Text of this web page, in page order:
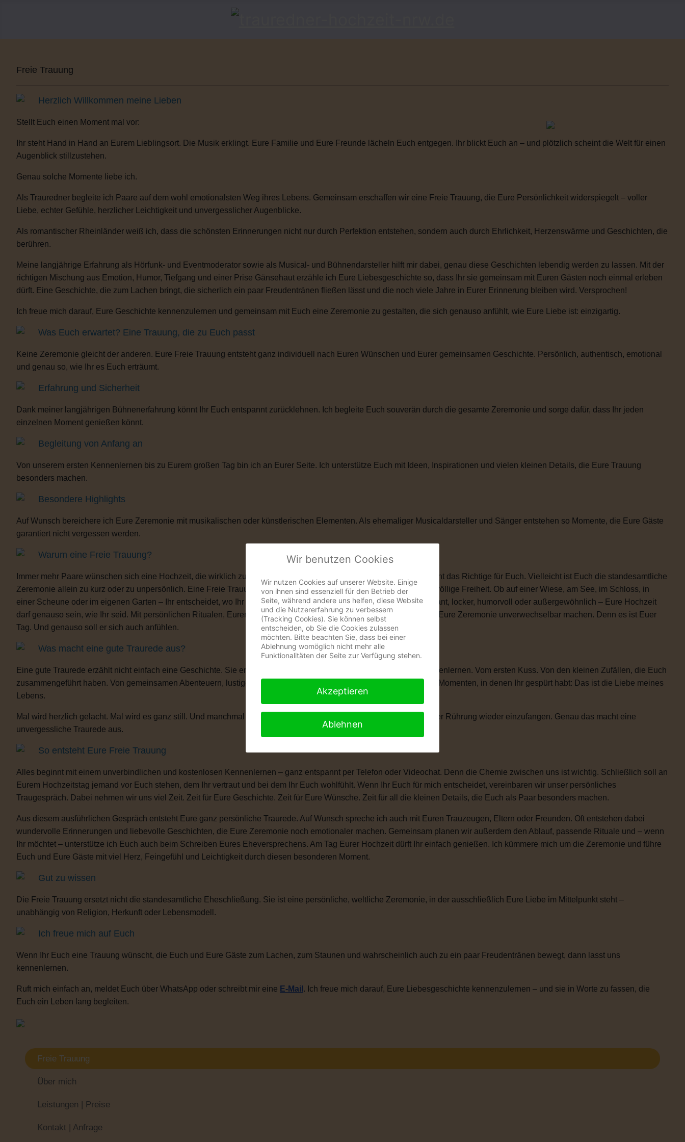
Freie Trauung
Über mich
Leistungen | Preise
Kontakt | Anfrage
Freie Trauung
Herzlich Willkommen meine Lieben
Stellt Euch einen Moment mal vor:
Ihr steht Hand in Hand an Eurem Lieblingsort. Die Musik erklingt. Eure Familie und Eure Freunde lächeln Euch entgegen. Ihr blickt Euch an – und plötzlich scheint die Welt für einen
Augenblick stillzustehen.
Genau solche Momente liebe ich.
Als Trauredner begleite ich Paare auf dem wohl emotionalsten Weg ihres Lebens. Gemeinsam erschaffen wir eine Freie Trauung, die Eure Persönlichkeit widerspiegelt – voller
Liebe, echter Gefühle, herzlicher Leichtigkeit und unvergesslicher Augenblicke.
Als romantischer Rheinländer weiß ich, dass die schönsten Erinnerungen nicht nur durch Perfektion entstehen, sondern auch durch Ehrlichkeit, Herzenswärme und Geschichten, die
berühren.
Meine langjährige Erfahrung als Hörfunk- und Eventmoderator sowie als Musical- und Bühnendarsteller hilft mir dabei, genau diese Geschichten lebendig werden zu lassen. Mit der
richtigen Mischung aus Emotion, Humor, Tiefgang und einer Prise Gänsehaut erzähle ich Eure Liebesgeschichte so, dass Ihr sie gemeinsam mit Euren Gästen noch einmal erleben
dürft. Eine Geschichte, die zum Lachen bringt, die sicherlich ein paar Freudentränen fließen lässt und die noch viele Jahre in Eurer Erinnerung bleiben wird. Versprochen!
Ich freue mich darauf, Eure Geschichte kennenzulernen und gemeinsam mit Euch eine Zeremonie zu gestalten, die sich genauso anfühlt, wie Eure Liebe ist: einzigartig.
Was Euch erwartet? Eine Trauung, die zu Euch passt
Keine Zeremonie gleicht der anderen. Eure Freie Trauung entsteht ganz individuell nach Euren Wünschen und Eurer gemeinsamen Geschichte. Persönlich, authentisch, emotional
und genau so, wie Ihr es Euch erträumt.
Erfahrung und Sicherheit
Dank meiner langjährigen Bühnenerfahrung könnt Ihr Euch entspannt zurücklehnen. Ich begleite Euch souverän durch die gesamte Zeremonie und sorge dafür, dass Ihr jeden
einzelnen Moment genießen könnt.
Begleitung von Anfang an
Von unserem ersten Kennenlernen bis zu Eurem großen Tag bin ich an Eurer Seite. Ich unterstütze Euch mit Ideen, Inspirationen und vielen kleinen Details, die Eure Trauung
besonders machen.
Besondere Highlights
Auf Wunsch bereichere ich Eure Zeremonie mit musikalischen oder künstlerischen Elementen. Als ehemaliger Musicaldarsteller und Sänger entstehen so Momente, die Eure Gäste
garantiert nicht vergessen werden.
Warum eine Freie Trauung?
Immer mehr Paare wünschen sich eine Hochzeit, die wirklich zu ihnen passt. Vielleicht ist eine kirchliche Trauung nicht das Richtige für Euch. Vielleicht ist Euch die standesamtliche
Zeremonie allein zu kurz oder zu unpersönlich. Eine Freie Trauung schenkt Euch genau das, was Ihr Euch wünscht: völlige Freiheit. Ob auf einer Wiese, am See, im Schloss, in
einer Scheune oder im eigenen Garten – Ihr entscheidet, wo Ihr Euch das Ja-Wort gebt. Ob romantisch, modern, elegant, locker, humorvoll oder außergewöhnlich – Eure Hochzeit
darf genauso sein, wie Ihr seid. Mit persönlichen Ritualen, Eurem Eheversprechen und vielen kleinen Momenten, die Eure Zeremonie unverwechselbar machen. Denn es ist Euer
Tag. Und genauso soll er sich auch anfühlen.
Was macht eine gute Traurede aus?
Eine gute Traurede erzählt nicht einfach eine Geschichte. Sie erzählt Eure Liebesgeschichte. Von Eurem ersten Kennenlernen. Vom ersten Kuss. Von den kleinen Zufällen, die Euch
zusammengeführt haben. Von gemeinsamen Abenteuern, lustigen Anekdoten, besonderen Erinnerungen und all den Momenten, in denen Ihr gespürt habt: Das ist die Liebe meines
Lebens.
Mal wird herzlich gelacht. Mal wird es ganz still. Und manchmal braucht man einen kleinen Moment, um die Tränen der Rührung wieder einzufangen. Genau das macht eine
unvergessliche Traurede aus.
So entsteht Eure Freie Trauung
Alles beginnt mit einem unverbindlichen und kostenlosen Kennenlernen – ganz entspannt per Telefon oder Videochat. Denn die Chemie zwischen uns ist wichtig. Schließlich soll an
Eurem Hochzeitstag jemand vor Euch stehen, dem Ihr vertraut und bei dem Ihr Euch wohlfühlt. Wenn Ihr Euch für mich entscheidet, vereinbaren wir unser persönliches
Traugespräch. Dabei nehmen wir uns viel Zeit. Zeit für Eure Geschichte. Zeit für Eure Wünsche. Zeit für all die kleinen Details, die Euch als Paar besonders machen.
Aus diesem ausführlichen Gespräch entsteht Eure ganz persönliche Traurede. Auf Wunsch spreche ich auch mit Euren Trauzeugen, Eltern oder Freunden. Oft entstehen dabei
wundervolle Erinnerungen und liebevolle Geschichten, die Eure Zeremonie noch emotionaler machen. Gemeinsam planen wir außerdem den Ablauf, passende Rituale und – wenn
Ihr möchtet – unterstütze ich Euch auch beim Schreiben Eures Eheversprechens. Am Tag Eurer Hochzeit dürft Ihr einfach genießen. Ich kümmere mich um die Zeremonie und führe
Euch und Eure Gäste mit viel Herz, Feingefühl und Leichtigkeit durch diesen besonderen Moment.
Gut zu wissen
Die Freie Trauung ersetzt nicht die standesamtliche Eheschließung. Sie ist eine persönliche, weltliche Zeremonie, in der ausschließlich Eure Liebe im Mittelpunkt steht –
unabhängig von Religion, Herkunft oder Lebensmodell.
Ich freue mich auf Euch
Wenn Ihr Euch eine Trauung wünscht, die Euch und Eure Gäste zum Lachen, zum Staunen und wahrscheinlich auch zu ein paar Freudentränen bewegt, dann lasst uns
kennenlernen.
Ruft mich einfach an, meldet Euch über WhatsApp oder schreibt mir eine E-Mail . Ich freue mich darauf, Eure Liebesgeschichte kennenzulernen – und sie in Worte zu fassen, die
Euch ein Leben lang begleiten.
Wir benutzen Cookies
Wir nutzen Cookies auf unserer Website. Einige
von ihnen sind essenziell für den Betrieb der
Seite, während andere uns helfen, diese Website
und die Nutzererfahrung zu verbessern
(Tracking Cookies). Sie können selbst
entscheiden, ob Sie die Cookies zulassen
möchten. Bitte beachten Sie, dass bei einer
Ablehnung womöglich nicht mehr alle
Funktionalitäten der Seite zur Verfügung stehen.
Akzeptieren
Ablehnen